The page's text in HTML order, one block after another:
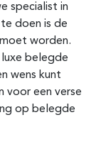
specialist in
doen is de
worden.
luxe belegde
wens kunt
voor een verse
op belegde